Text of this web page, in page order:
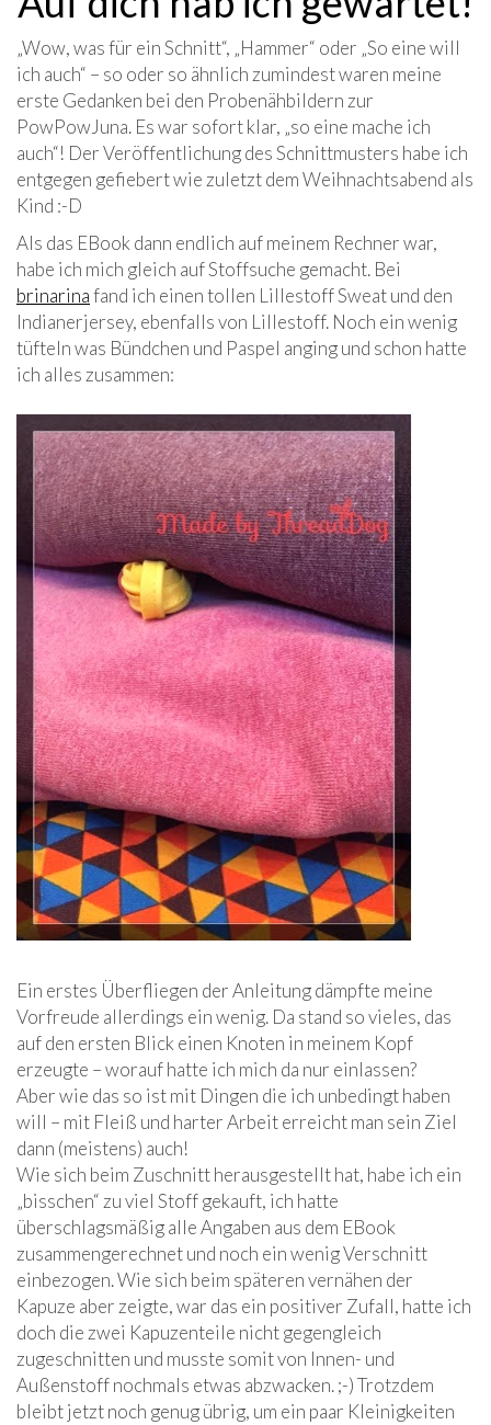
„Wow, was für ein Schnitt“, „Hammer“ oder „So eine will
ich auch“ – so oder so ähnlich zumindest waren meine
erste Gedanken bei den Probenähbildern zur
PowPowJuna. Es war sofort klar, „so eine mache ich
auch“! Der Veröffentlichung des Schnittmusters habe ich
entgegen gefiebert wie zuletzt dem Weihnachtsabend als
Kind :-D
Als das EBook dann endlich auf meinem Rechner war,
habe ich mich gleich auf Stoffsuche gemacht. Bei
brinarinafand ich einen tollen Lillestoff Sweat und den
Indianerjersey, ebenfalls von Lillestoff. Noch ein wenig
tüfteln was Bündchen und Paspel anging und schon hatte
ich alles zusammen:
Ein erstes Überfliegen der Anleitung dämpfte meine
Vorfreude allerdings ein wenig. Da stand so vieles, das
auf den ersten Blick einen Knoten in meinem Kopf
erzeugte – worauf hatte ich mich da nur einlassen?
Aber wie das so ist mit Dingen die ich unbedingt haben
will – mit Fleiß und harter Arbeit erreicht man sein Ziel
dann (meistens) auch!
Wie sich beim Zuschnitt herausgestellt hat, habe ich ein
„bisschen“ zu viel Stoff gekauft, ich hatte
überschlagsmäßig alle Angaben aus dem EBook
zusammengerechnet und noch ein wenig Verschnitt
einbezogen. Wie sich beim späteren vernähen der
Kapuze aber zeigte, war das ein positiver Zufall, hatte ich
doch die zwei Kapuzenteile nicht gegengleich
zugeschnitten und musste somit von Innen- und
Außenstoff nochmals etwas abzwacken. ;-) Trotzdem
bleibt jetzt noch genug übrig, um ein paar Kleinigkeiten